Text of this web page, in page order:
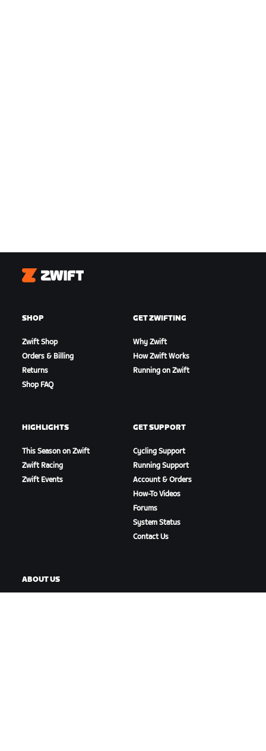
Zwift
SHOP
Zwift Shop
Orders & Billing
Returns
Shop FAQ
GET ZWIFTING
Why Zwift
How Zwift Works
Running on Zwift
HIGHLIGHTS
This Season on Zwift
Zwift Racing
Zwift Events
GET SUPPORT
Cycling Support
Running Support
Account & Orders
How-To Videos
Forums
System Status
Contact Us
ABOUT US